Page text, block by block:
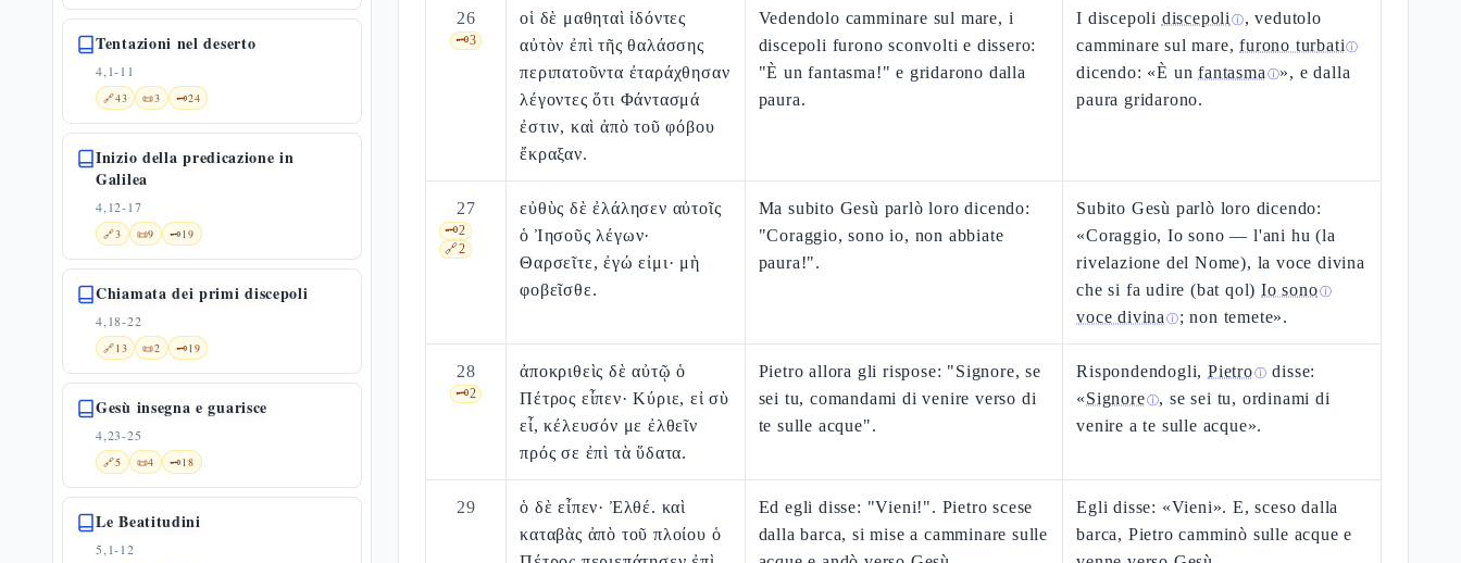
Tentazioni nel deserto
4,1-11
🔗43 📜3 🗝️24
Inizio della predicazione in
Galilea
4,12-17
🔗3 📜9 🗝️19
Chiamata dei primi discepoli
4,18-22
🔗13 📜2 🗝️19
Gesù insegna e guarisce
4,23-25
🔗5 📜4 🗝️18
Le Beatitudini
5,1-12
26
🗝️3
οἱ δὲ μαθηταὶ ἰδόντες
αὐτὸν ἐπὶ τῆς θαλάσσης
περιπατοῦντα ἐταράχθησαν
λέγοντες ὅτι Φάντασμά
ἐστιν, καὶ ἀπὸ τοῦ φόβου
ἔκραξαν.
Vedendolo camminare sul mare, i
discepoli furono sconvolti e dissero:
"È un fantasma!" e gridarono dalla
paura.
I discepoli discepoli ⓘ, vedutolo
camminare sul mare,furono turbati ⓘ
dicendo: «È unfantasma ⓘ», e dalla
paura gridarono.
27
🗝️2
🔗2
εὐθὺς δὲ ἐλάλησεν αὐτοῖς
ὁ Ἰησοῦς λέγων·
Θαρσεῖτε, ἐγώ εἰμι· μὴ
φοβεῖσθε.
Ma subito Gesù parlò loro dicendo:
"Coraggio, sono io, non abbiate
paura!".
Subito Gesù parlò loro dicendo:
«Coraggio, Io sono — l'ani hu (la
rivelazione del Nome), la voce divina
che si fa udire (bat qol)Io sonoⓘ
voce divina ⓘ; non temete».
28
🗝️2
ἀποκριθεὶς δὲ αὐτῷ ὁ
Πέτρος εἶπεν· Κύριε, εἰ σὺ
εἶ, κέλευσόν με ἐλθεῖν
πρός σε ἐπὶ τὰ ὕδατα.
Pietro allora gli rispose: "Signore, se
sei tu, comandami di venire verso di
te sulle acque".
Rispondendogli,Pietroⓘ disse:
«Signoreⓘ, se sei tu, ordinami di
venire a te sulle acque».
29
ὁ δὲ εἶπεν· Ἐλθέ. καὶ
καταβὰς ἀπὸ τοῦ πλοίου ὁ
Ed egli disse: "Vieni!". Pietro scese
dalla barca, si mise a camminare sulle
Egli disse: «Vieni». E, sceso dalla
barca, Pietro camminò sulle acque e